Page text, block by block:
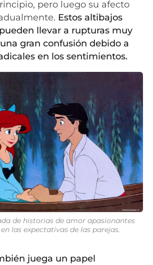
pero luego su afecto
Estos altibajos
llevar a rupturas muy
gran confusión debido a
en los sentimientos.
de historias de amor apasionantes
las expectativas de las parejas.
juega un papel